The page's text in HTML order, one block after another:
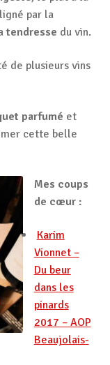
par la
tendresse du vin.
de plusieurs vins
parfumé et
cette belle
Mes coups
de cœur :
Karim
Vionnet –
Du beur
dans les
pinards
2017 – AOP
Beaujolais-